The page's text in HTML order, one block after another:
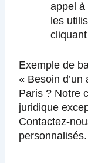
appel à
les
Exemple de
« Besoin
Paris ? Notre
juridique
Contactez-